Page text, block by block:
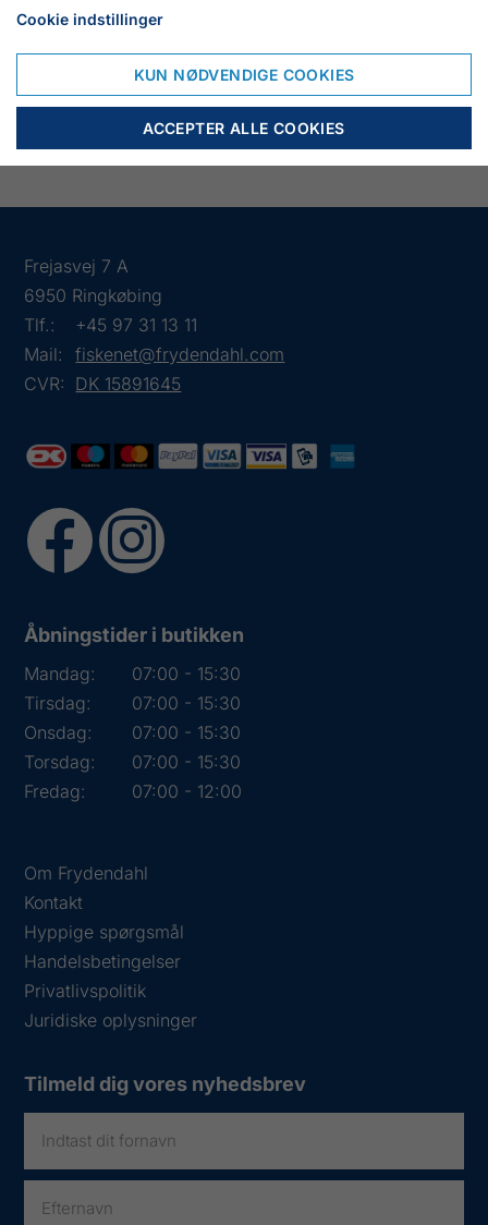
Frejasvej 7 A
6950 Ringkøbing
Tlf.:
+45 97 31 13 11
Mail:
fiskenet@frydendahl.com
CVR: DK 15891645
Åbningstider i butikken
Mandag:
07:00 - 15:30
Tirsdag:
07:00 - 15:30
Onsdag:
07:00 - 15:30
Torsdag:
07:00 - 15:30
Fredag:
07:00 - 12:00
Om Frydendahl
Kontakt
Hyppige spørgsmål
Handelsbetingelser
Privatlivspolitik
Juridiske oplysninger
Tilmeld dig vores nyhedsbrev
Cookie indstillinger
KUN NØDVENDIGE COOKIES
ACCEPTER ALLE COOKIES